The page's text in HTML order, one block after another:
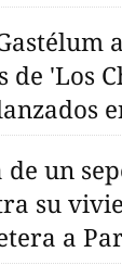
de 'Los
de un
su
a